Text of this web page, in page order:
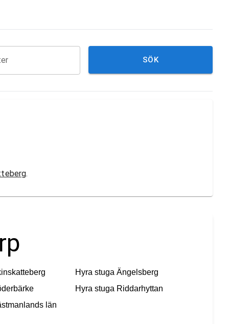
SÖK
.
Hyra stuga Ängelsberg
Hyra stuga Riddarhyttan
län